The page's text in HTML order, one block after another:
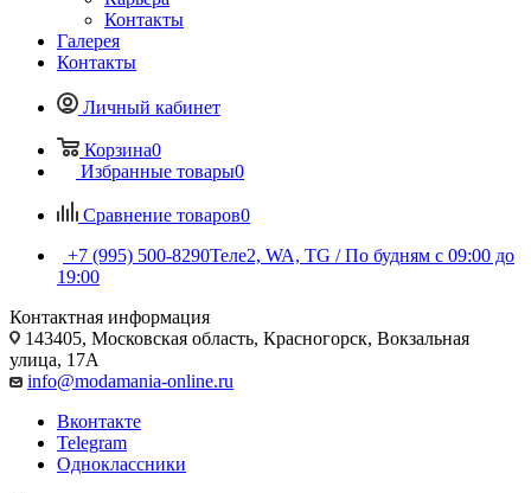
Контакты
Галерея
Контакты
Личный кабинет
Корзина0
Избранные товары0
Сравнение товаров0
+7 (995) 500-8290Теле2, WA, TG / По будням c 09:00 до
19:00
Контактная информация
143405, Московская область, Красногорск, Вокзальная
улица, 17А
info@modamania-online.ru
Вконтакте
Telegram
Одноклассники